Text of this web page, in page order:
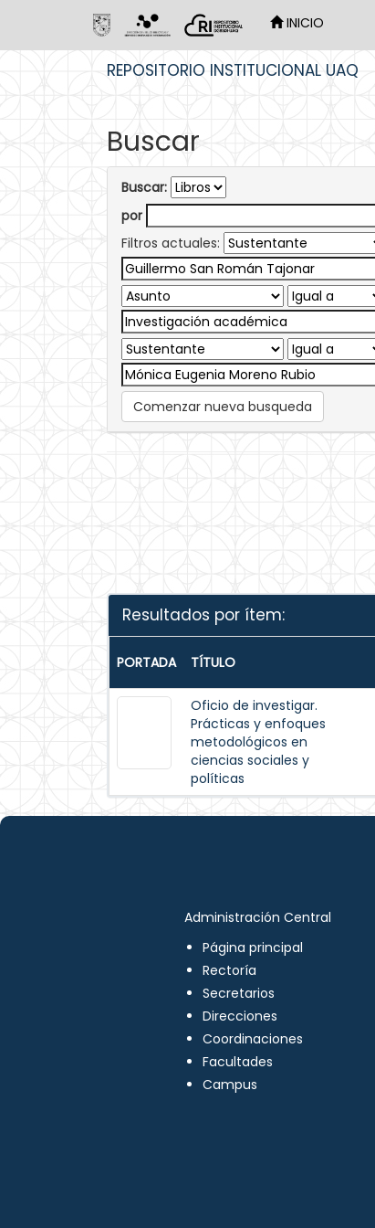
INICIO
REPOSITORIO INSTITUCIONAL UAQ
Buscar
Buscar:
por
Filtros actuales:
Comenzar nueva busqueda
Resultados por ítem:
PORTADA TÍTULO
Oficio de investigar.
Prácticas y enfoques
metodológicos en
ciencias sociales y
políticas
Administración Central
Página principal
Rectoría
Secretarios
Direcciones
Coordinaciones
Facultades
Campus